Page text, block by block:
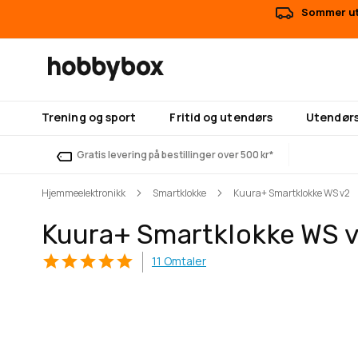
Sommer
Trening og sport Fritid og utendørs
Gratis levering på bestillinger over 500 kr*
Hjemmeelektronikk Smartklokke Kuura+ Smartklokke WS v2
Kuura+ Smartklokke WS
11 Omtaler